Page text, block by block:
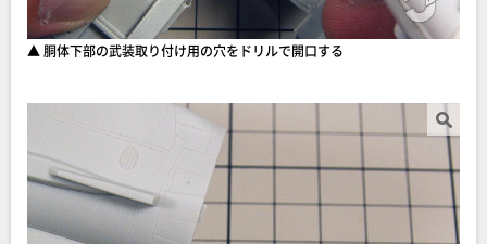
▲ 胴体下部の武装取り付け用の穴をドリルで開口する